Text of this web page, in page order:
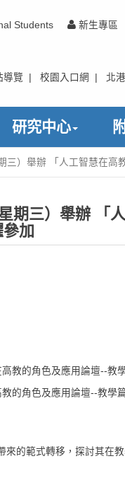
Students 新生專區
導覽 校園入口網 北
研究中心
三）舉辦 「人工智慧在
期三）舉辦 「
加
教的角色及應用論壇--教
角色及應用論壇--教學篇
的範式轉移，探討其在